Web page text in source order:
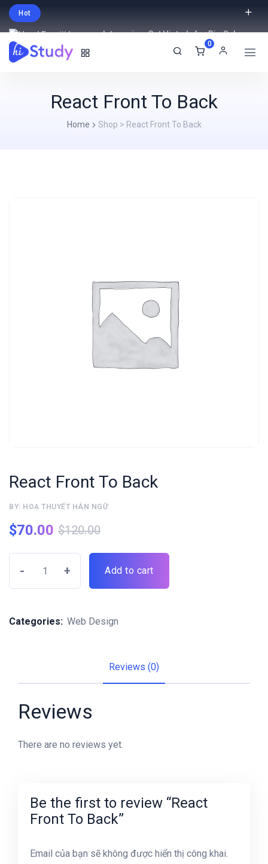
Hot
Intro price. Get Histudy for Big Sale
-95% off.
0
React Front To Back
Home Shop > React Front To Back
React Front To Back
BY: HOẠ THUYẾT HÁN NGỮ
$70.00 $120.00
- + Add to cart
Categories: Web Design
Reviews (0)
Reviews
There are no reviews yet.
Be the first to review “React
Front To Back”
Email của bạn sẽ không được hiển thị công khai.